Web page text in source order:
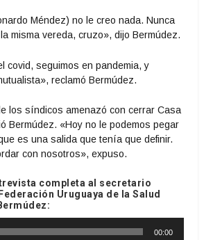
Méndez) no le creo nada. Nunca
misma vereda, cruzo», dijo Bermúdez.
covid, seguimos en pandemia, y
reclamó Bermúdez.
los síndicos amenazó con cerrar Casa
Bermúdez. «Hoy no le podemos pegar
es una salida que tenía que definir.
con nosotros», expuso.
completa al secretario
Uruguaya de la Salud
00:00